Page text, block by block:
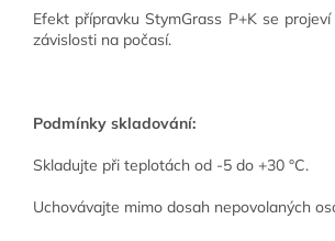
Efekt přípravku StymGrass P+K se
závislosti na počasí.
Podmínky skladování:
Skladujte při teplotách od -5 do +30 °C.
Uchovávajte mimo dosah nepovolaných